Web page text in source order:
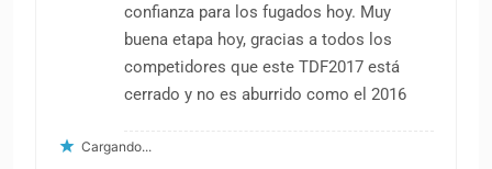
confianza para los fugados hoy. Muy
buena etapa hoy, gracias a todos los
competidores que este TDF2017 está
cerrado y no es aburrido como el 2016
Cargando...